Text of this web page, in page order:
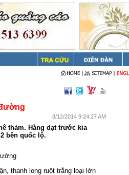
8/12/2014 9:24:27 AM
thảm. Hàng dạt trước kia
bên quốc lộ.
thanh long ruột trắng loại lớn